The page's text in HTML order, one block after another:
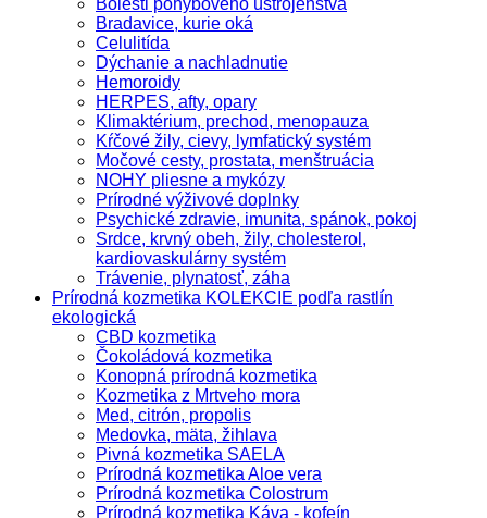
Bolesti pohybového ústrojenstva
Bradavice, kurie oká
Celulitída
Dýchanie a nachladnutie
Hemoroidy
HERPES, afty, opary
Klimaktérium, prechod, menopauza
Kŕčové žily, cievy, lymfatický systém
Močové cesty, prostata, menštruácia
NOHY pliesne a mykózy
Prírodné výživové doplnky
Psychické zdravie, imunita, spánok, pokoj
Srdce, krvný obeh, žily, cholesterol,
kardiovaskulárny systém
Trávenie, plynatosť, záha
Prírodná kozmetika KOLEKCIE podľa rastlín
ekologická
CBD kozmetika
Čokoládová kozmetika
Konopná prírodná kozmetika
Kozmetika z Mrtveho mora
Med, citrón, propolis
Medovka, mäta, žihlava
Pivná kozmetika SAELA
Prírodná kozmetika Aloe vera
Prírodná kozmetika Colostrum
Prírodná kozmetika Káva - kofeín